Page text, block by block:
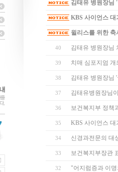
김태유 병원장님
KBS 사이언스 대
윌리스를 위한 축
40 김태유 병원장님
39 치매 심포지엄
38 김태유 병원장님
37 김태유병원장님
36 보건복지부 정책
35 KBS 사이언스 대
34 신경과전문의 대
33 보건복지부장관
32 "어지럼증과 이